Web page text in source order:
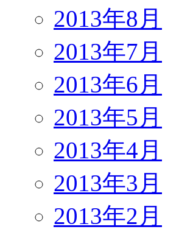
2013年8月
2013年7月
2013年6月
2013年5月
2013年4月
2013年3月
2013年2月